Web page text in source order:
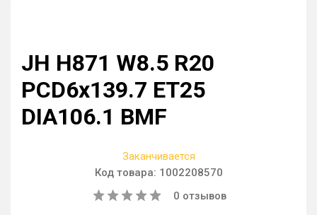
JH H871 W8.5 R20
PCD6x139.7 ET25
DIA106.1 BMF
Заканчивается
Код товара: 1002208570
0 отзывов